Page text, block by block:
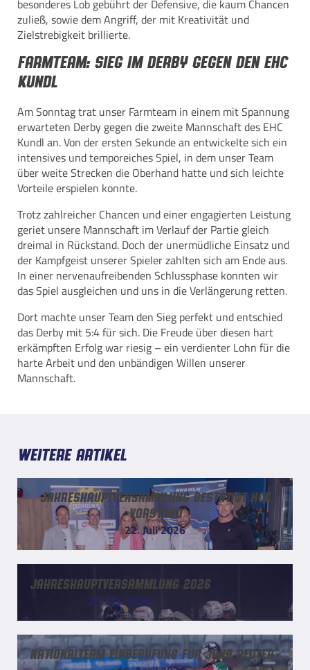
besonderes Lob gebührt der Defensive, die kaum Chancen
zuließ, sowie dem Angriff, der mit Kreativität und
Zielstrebigkeit brillierte.
Farmteam: Sieg im Derby gegen den EHC
Kundl
Am Sonntag trat unser Farmteam in einem mit Spannung
erwarteten Derby gegen die zweite Mannschaft des EHC
Kundl an. Von der ersten Sekunde an entwickelte sich ein
intensives und temporeiches Spiel, in dem unser Team
über weite Strecken die Oberhand hatte und sich leichte
Vorteile erspielen konnte.
Trotz zahlreicher Chancen und einer engagierten Leistung
geriet unsere Mannschaft im Verlauf der Partie gleich
dreimal in Rückstand. Doch der unermüdliche Einsatz und
der Kampfgeist unserer Spieler zahlten sich am Ende aus.
In einer nervenaufreibenden Schlussphase konnten wir
das Spiel ausgleichen und uns in die Verlängerung retten.
Dort machte unser Team den Sieg perfekt und entschied
das Derby mit 5:4 für sich. Die Freude über diesen hart
erkämpften Erfolg war riesig – ein verdienter Lohn für die
harte Arbeit und den unbändigen Willen unserer
Mannschaft.
Weitere Artikel
Jahreshauptversammlung bestätigt HCK
Vorstand
22. Juli 2026
Jahreshauptversammlung 2026
29. Mai 2026
Nationalteam Einberufung für Jana Reuter